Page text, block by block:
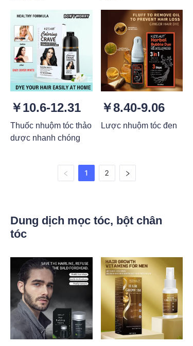
￥10.6-12.31
Thuốc nhuộm tóc thảo
dược nhanh chóng
￥8.40-9.06
Lược nhuộm tóc đen
1 2
Dung dịch mọc tóc, bột chân
tóc